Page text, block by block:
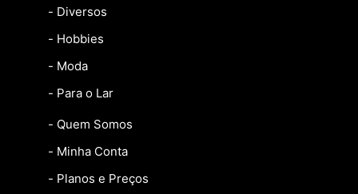
- Diversos
- Hobbies
- Moda
- Para o Lar
- Quem Somos
- Minha Conta
- Planos e Preços